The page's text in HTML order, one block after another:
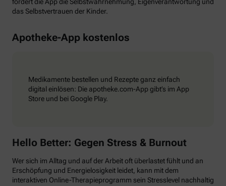
fördert die App die Selbstwahrnehmung, Eigenverantwortung und
das Selbstvertrauen der Kinder.
Apotheke-App kostenlos
Medikamente bestellen und Rezepte ganz einfach
digital einlösen: Die apotheke.com-App gibt’s im App
Store und bei Google Play.
Hello Better: Gegen Stress & Burnout
Wer sich im Alltag und auf der Arbeit oft überlastet fühlt und an
Erschöpfung und Energielosigkeit leidet, kann mit dem
interaktiven Online-Therapieprogramm sein Stresslevel nachhaltig